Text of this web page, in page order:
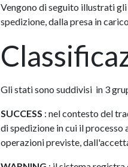
Vengono di seguito illustrati
spedizione, dalla presa in
Gli stati sono suddivisi in 3
SUCCESS : nel contesto del
di spedizione in cui il
operazioni previste,